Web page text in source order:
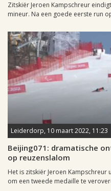
Zitskiër Jeroen Kampschreur
mineur. Na een goede eerste run
Leiderdorp, 10 maart 2022, 11:23
Beijing071: dramatische
op reuzenslalom
Het is zitskiër Jeroen
om een tweede medaille te